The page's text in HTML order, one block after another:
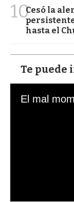
10Cesó la
hasta el
Te puede